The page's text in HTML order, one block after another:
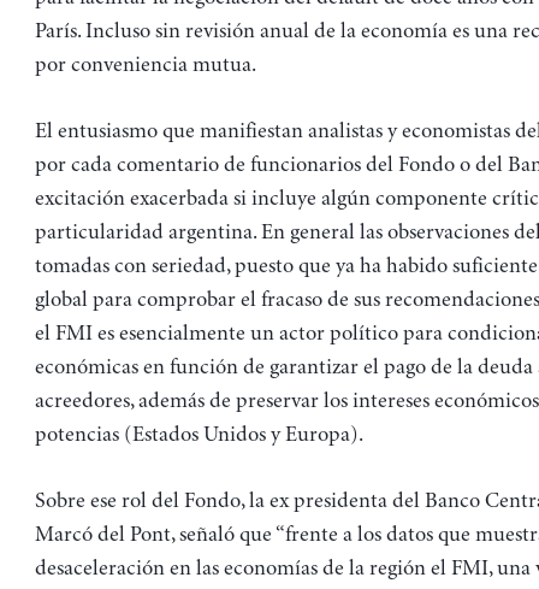
París. Incluso sin revisión anual de la economía es una
por conveniencia mutua.
El entusiasmo que manifiestan analistas y economistas
por cada comentario de funcionarios del Fondo o del
excitación exacerbada si incluye algún componente
particularidad argentina. En general las observaciones
tomadas con seriedad, puesto que ya ha habido
global para comprobar el fracaso de sus
el FMI es esencialmente un actor político para
económicas en función de garantizar el pago de la deuda
acreedores, además de preservar los intereses
potencias (Estados Unidos y Europa).
Sobre ese rol del Fondo, la ex presidenta del Banco
Marcó del Pont, señaló que “frente a los datos que
desaceleración en las economías de la región el FMI, una